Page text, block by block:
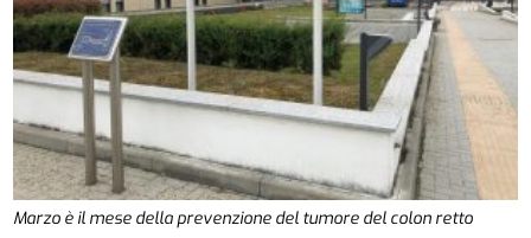
Marzo è il mese della prevenzione del tumore del colon retto